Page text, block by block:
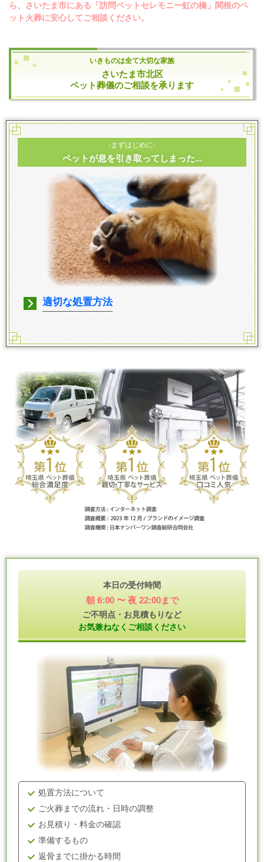
ら、さいたま市にある「訪問ペットセレモニー虹の橋」関根のペ
ット火葬に安心してご相談ください。
いきものは全て大切な家族
さいたま市北区
ペット葬儀のご相談を承ります
-まずはじめに-
ペットが息を引き取ってしまった...
適切な処置方法
本日の受付時間
朝 6:00 〜 夜 22:00まで
ご不明点・お見積もりなど
お気兼ねなくご相談ください
処置方法について
ご火葬までの流れ・日時の調整
お見積り・料金の確認
準備するもの
返骨までに掛かる時間